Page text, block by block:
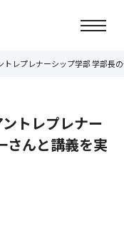
トレプレナーシップ学部 学部長
トレプレナー
さんと講義を実